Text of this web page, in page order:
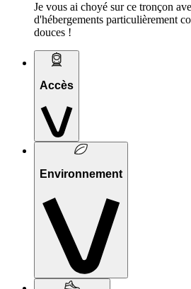
Je vous ai choyé sur ce tronçon
d'hébergements particulièrement
douces !
Accès
Environnement